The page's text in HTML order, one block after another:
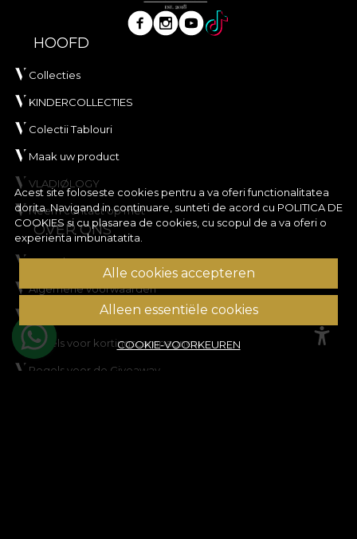
Acest site foloseste cookies pentru a va oferi functionalitatea
dorita. Navigand in continuare, sunteti de acord cu POLITICA DE
COOKIESsi cu plasarea de cookies, cu scopul de a va oferi o
experienta imbunatatita.
Alle cookies accepteren
Alleen essentiële cookies
COOKIE-VOORKEUREN
HOOFD
Collecties
KINDERCOLLECTIES
Colectii Tablouri
Maak uw product
VLADIØLOGY
Neem contact op met
OVER ONS
Formular retur
Algemene voorwaarden
Regels voor kortingscampagnes
Regels voor de Giveaway